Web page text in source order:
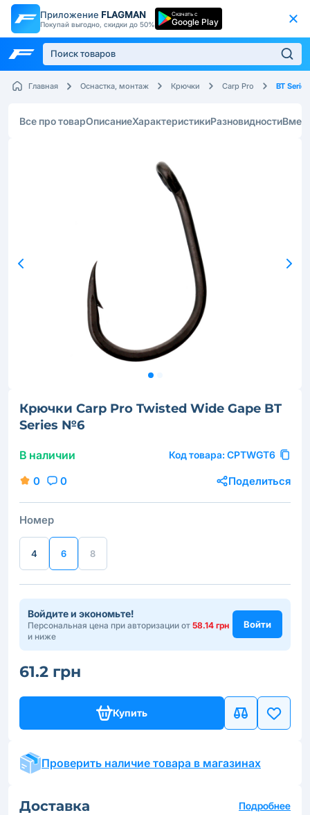
Приложение FLAGMAN
Покупай выгодно, скидки до 50%
Скачать с
Google Play
Главная Оснастка, монтаж Крючки Carp Pro BT Series
Все про товарОписаниеХарактеристикиРазновидности
Крючки Carp Pro Twisted Wide Gape BT
Series №6
В наличии Код товара: CPTWGT6
0 0 Поделиться
Номер
4 6 8
Войдите и экономьте!
Персональная цена при авторизации от 58.14 грн
и ниже
Войти
61.2 грн
Купить
Проверить наличие товара в магазинах
Доставка Подробнее